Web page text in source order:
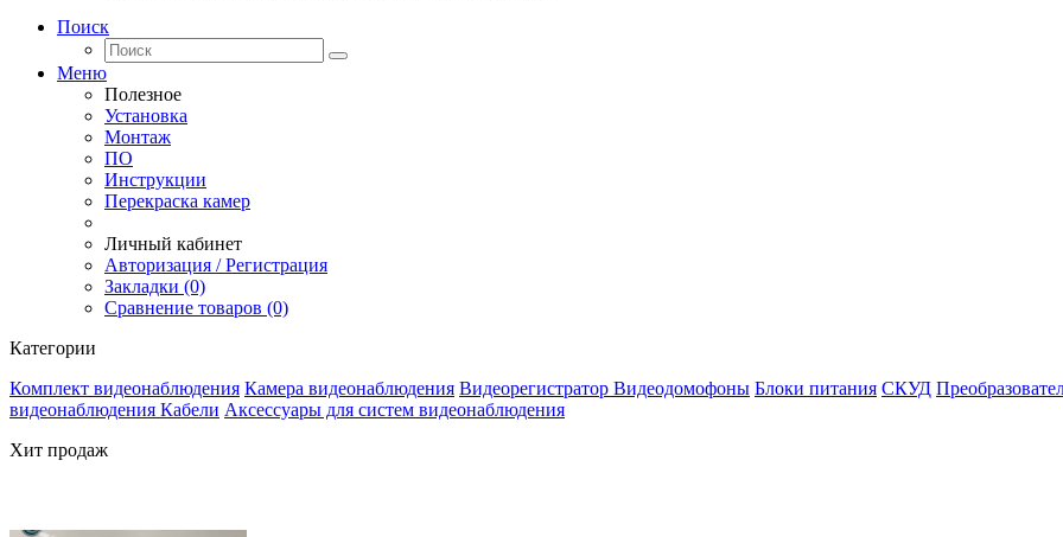
Поиск
Меню
Полезное
Установка
Монтаж
ПО
Инструкции
Перекраска камер
Личный кабинет
Авторизация / Регистрация
Закладки (0)
Сравнение товаров (0)
Категории
Комплект видеонаблюдения Камера видеонаблюдения Видеорегистратор Видеодомофоны Блоки питания СКУД
видеонаблюдения Кабели Аксессуары для систем видеонаблюдения
Хит продаж